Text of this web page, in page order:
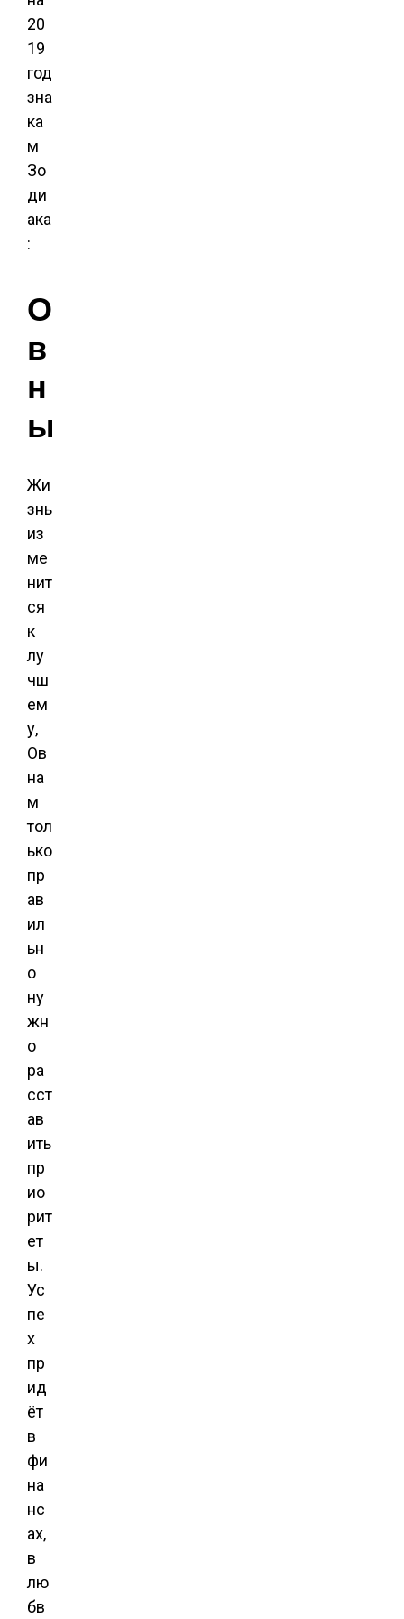
20
19
год
зна
ка
м
Зо
ди
ака
:
О
в
н
ы
Жи
знь
из
ме
нит
ся
к
лу
чш
ем
у,
Ов
на
м
тол
ько
пр
ав
ил
ьн
о
ну
жн
о
ра
сст
ав
ить
пр
ио
рит
ет
ы.
Ус
пе
х
пр
ид
ёт
в
фи
на
нс
ах,
в
лю
бв